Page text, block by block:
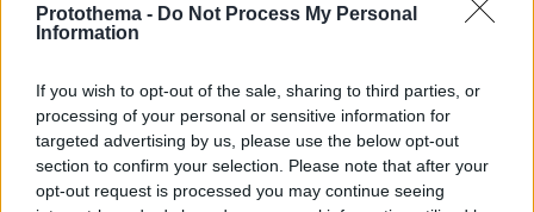
Protothema - Do Not Process My Personal
Information
If you wish to opt-out of the sale, sharing to third parties, or
processing of your personal or sensitive information for
targeted advertising by us, please use the below opt-out
section to confirm your selection. Please note that after your
opt-out request is processed you may continue seeing
Αυτό σου έμεινε απ όλο το βιβλίο ή την ταινία?
Επειδή θα είσαι στεριανός/στεριανή
Άνδρος,Χίος,Ψαρά, Οινούσσες κτλπ , δεν είναι
το χρήμα το πρώτο γιατί τα σπίτια της νύφης
έχουν ήδη χρήμα, είναι ο βαθμός του
Πλοιάρχου ή του Μηχανικού ο οποίος είχε και
το ανάλογο χρήμα.Διάβασε πάλι το βιβλίο ή